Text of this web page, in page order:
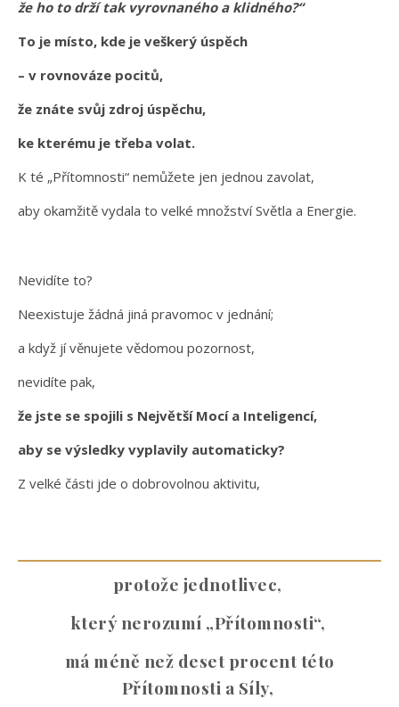
že ho to drží tak vyrovnaného a klidného?“
To je místo, kde je veškerý úspěch
– v rovnováze pocitů,
že znáte svůj zdroj úspěchu,
ke kterému je třeba volat.
K té „Přítomnosti“ nemůžete jen jednou zavolat,
aby okamžitě vydala to velké množství Světla a Energie.
Nevidíte to?
Neexistuje žádná jiná pravomoc v jednání;
a když jí věnujete vědomou pozornost,
nevidíte pak,
že jste se spojili s Největší Mocí a Inteligencí,
aby se výsledky vyplavily automaticky?
Z velké části jde o dobrovolnou aktivitu,
protože jednotlivec,
který nerozumí „Přítomnosti“,
má méně než deset procent této
Přítomnosti a Síly,